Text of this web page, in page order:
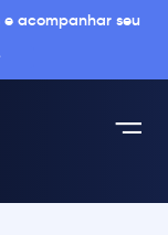
e acompanhar seu